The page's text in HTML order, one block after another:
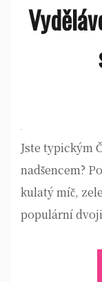
Jste typickým
nadšencem?
kulatý míč,
populární